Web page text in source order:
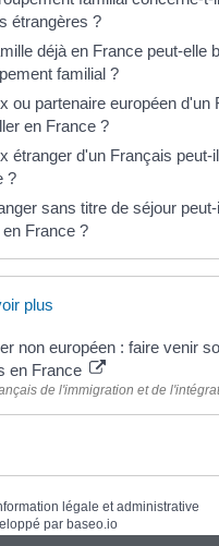
étrangères ?
déjà en France peut-elle
familial ?
ou partenaire européen d'un
en France ?
étranger d'un Français peut-
?
sans titre de séjour
France ?
plus
non européen : faire venir
en France
de l'immigration et de
légale et administrative
par baseo.io